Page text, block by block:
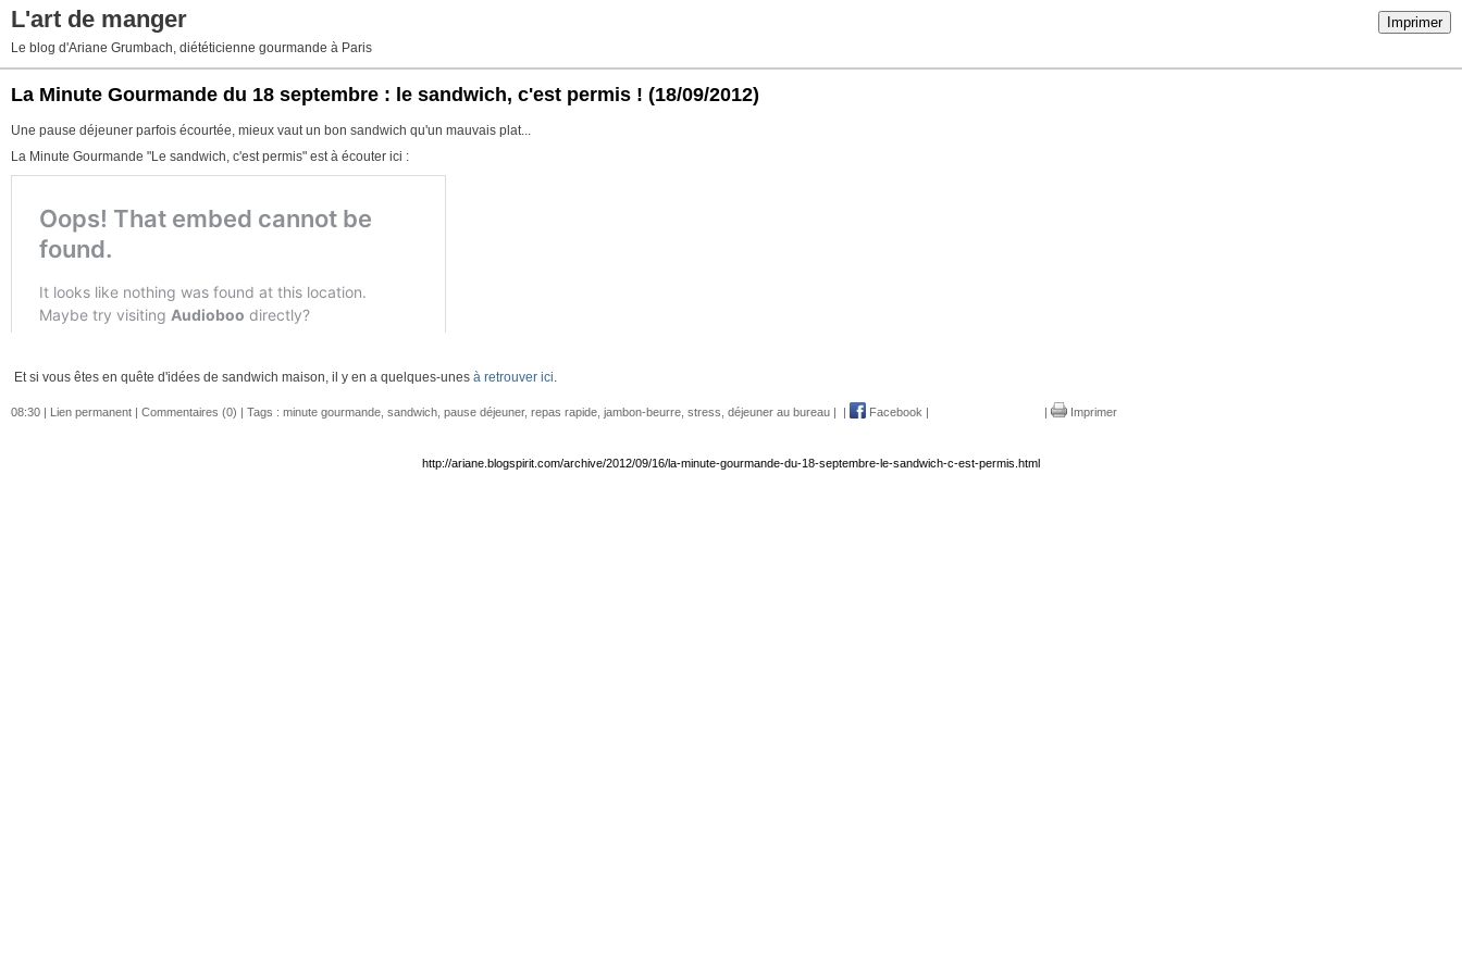
Imprimer
L'art de manger
Le blog d'Ariane Grumbach, diététicienne gourmande à Paris
La Minute Gourmande du 18 septembre : le sandwich, c'est permis ! (18/09/2012)
Une pause déjeuner parfois écourtée, mieux vaut un bon sandwich qu'un mauvais plat...
La Minute Gourmande "Le sandwich, c'est permis" est à écouter ici :
Et si vous êtes en quête d'idées de sandwich maison, il y en a quelques-unes à retrouver ici.
08:30 | Lien permanent | Commentaires (0) | Tags : minute gourmande sandwich pause déjeuner, repas rapide jambon-beurre stress déjeuner au bureau | | Facebook | | Imprimer
http://ariane.blogspirit.com/archive/2012/09/16/la-minute-gourmande-du-18-septembre-le-sandwich-c-est-permis.html